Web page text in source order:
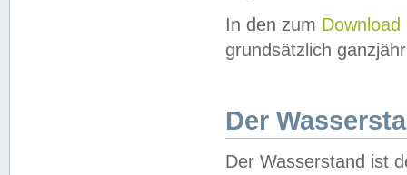
In den zum Download
grundsätzlich
Der
Der Wasserstand ist